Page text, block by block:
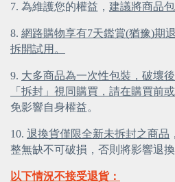
7. 為維護您的權益， 建議將商品
8. 網路購物享有7天鑑賞(猶豫)期
拆開試用。
9. 大多商品為一次性包裝，破壞
「拆封」視同購買，請在購買前
免影響自身權益。
10. 退換貨僅限全新未拆封之商品
整無缺不可破損，否則將影響退換
以下情況不接受退貨：